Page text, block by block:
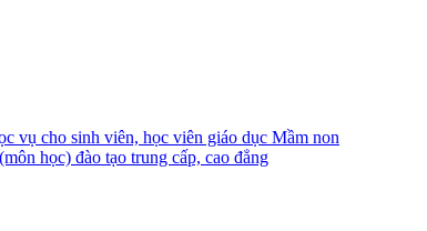
vụ cho sinh viên, học viên giáo dục Mầm non
học) đào tạo trung cấp, cao đẳng